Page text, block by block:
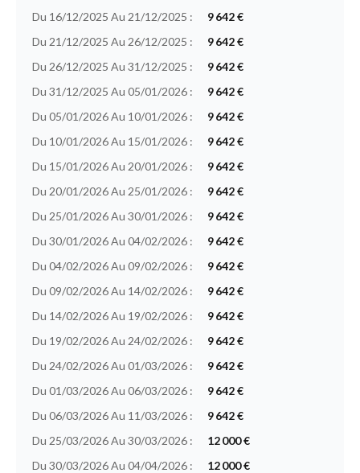
Du 16/12/2025 Au 21/12/2025 :
9 642 €
Du 21/12/2025 Au 26/12/2025 :
9 642 €
Du 26/12/2025 Au 31/12/2025 :
9 642 €
Du 31/12/2025 Au 05/01/2026 :
9 642 €
Du 05/01/2026 Au 10/01/2026 :
9 642 €
Du 10/01/2026 Au 15/01/2026 :
9 642 €
Du 15/01/2026 Au 20/01/2026 :
9 642 €
Du 20/01/2026 Au 25/01/2026 :
9 642 €
Du 25/01/2026 Au 30/01/2026 :
9 642 €
Du 30/01/2026 Au 04/02/2026 :
9 642 €
Du 04/02/2026 Au 09/02/2026 :
9 642 €
Du 09/02/2026 Au 14/02/2026 :
9 642 €
Du 14/02/2026 Au 19/02/2026 :
9 642 €
Du 19/02/2026 Au 24/02/2026 :
9 642 €
Du 24/02/2026 Au 01/03/2026 :
9 642 €
Du 01/03/2026 Au 06/03/2026 :
9 642 €
Du 06/03/2026 Au 11/03/2026 :
9 642 €
Du 25/03/2026 Au 30/03/2026 :
12 000 €
Du 30/03/2026 Au 04/04/2026 :
12 000 €